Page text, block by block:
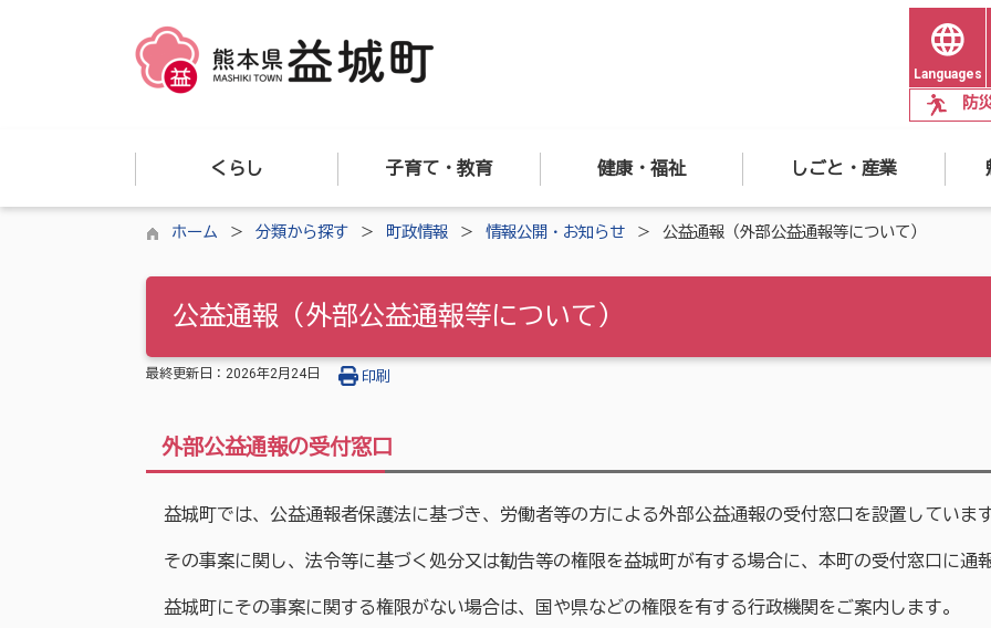
Languages
防
くらし 子育て・教育 健康・福祉 しごと・産業
ホーム 分類から探す 町政情報 情報公開・お知らせ 公益通報（外部公益通報等について）
公益通報（外部公益通報等について）
最終更新日： 2026年2月24日 印刷
外部公益通報の受付窓口
益城町では、公益通報者保護法に基づき、労働者等の方による外部公益通報の受付窓口を設置しています
その事案に関し、法令等に基づく処分又は勧告等の権限を益城町が有する場合に、本町の受付窓口に通報
益城町にその事案に関する権限がない場合は、国や県などの権限を有する行政機関をご案内します。